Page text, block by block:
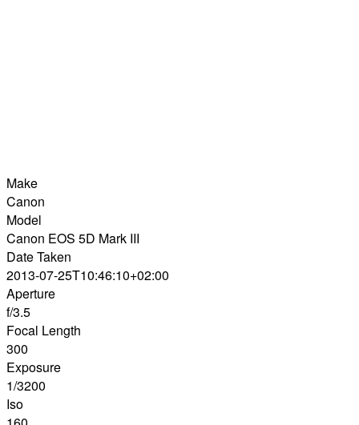
Make
Canon
Model
Canon EOS 5D Mark III
Date Taken
2013-07-25T10:46:10+02:00
Aperture
f/3.5
Focal Length
300
Exposure
1/3200
Iso